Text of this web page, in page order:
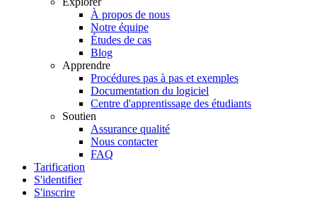
À propos de nous
Notre équipe
Études de cas
Blog
Apprendre
Procédures pas à pas et exemples
Documentation du logiciel
Centre d'apprentissage des étudiants
Soutien
Assurance qualité
Nous contacter
FAQ
Tarification
S'identifier
S'inscrire